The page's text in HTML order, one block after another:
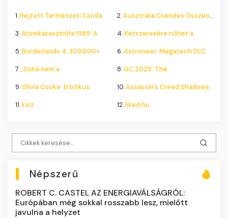
1.Rejtett Természeti Csoda 2.Ausztrália Csendes Összeomlása
3.Atomkatasztrófa 1985: A 4.Kétszeresére nőhet a
5.Borderlands 4: 300.000+ 6.Astroneer: Megatech DLC
7.„Soha nem a 8.GC 2025: The
9.Olivia Cooke: Erotikus 10.Assassin's Creed Shadows
11.kvíz 12.liked.hu
Népszerű
ROBERT C. CASTEL AZ ENERGIAVÁLSÁGRÓL:
Európában még sokkal rosszabb lesz, mielőtt
javulna a helyzet